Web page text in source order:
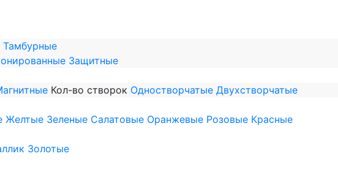
Тамбурные
Защитные
Кол-во створок Одностворчатые Двухстворчатые
Желтые Зеленые Салатовые Оранжевые Розовые Красные
Золотые